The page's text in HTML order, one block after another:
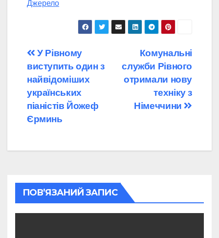
Джерело
Навігація
записів
Комунальні
служби Рівного
отримали нову
техніку з
Німеччини
У Рівному
виступить один з
найвідоміших
українських
піаністів Йожеф
Єрминь
ПОВ’ЯЗАНИЙ ЗАПИС